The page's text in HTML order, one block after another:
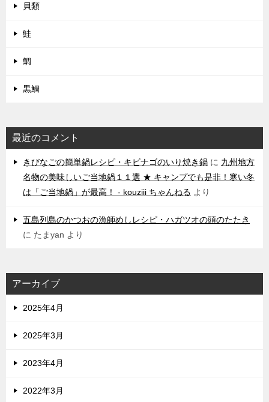
貝類
鮭
鯛
黒鯛
最近のコメント
きびなごの簡単鍋レシピ・キビナゴのいり焼き鍋 に 九州地方
名物の美味しいご当地鍋１１選 ★ キャンプでも是非！寒い冬
は「ご当地鍋」が最高！ - kouziii ちゃんねる より
五島列島のかつおの漁師めしレシピ・ハガツオの頭のたたき
に たまyan より
アーカイブ
2025年4月
2025年3月
2023年4月
2022年3月